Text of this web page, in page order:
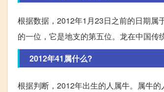
根据数据，2012年1月23日之前的日期属
的一位，它是地支的第五位。龙在中国传
2012年41属什么?
根据判断，2012年出生的人属牛。属牛